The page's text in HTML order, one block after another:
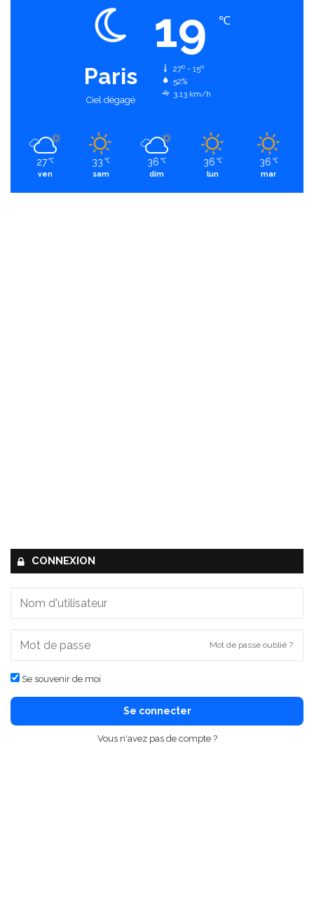
Paris
Ciel dégagé
19 ℃
27º - 15º
52%
3.13 km/h
27 ℃
ven
33 ℃
sam
36 ℃
dim
36 ℃
lun
36 ℃
mar
CONNEXION
Mot de passe oublié ?
Se souvenir de moi
Se connecter
Vous n'avez pas de compte ?